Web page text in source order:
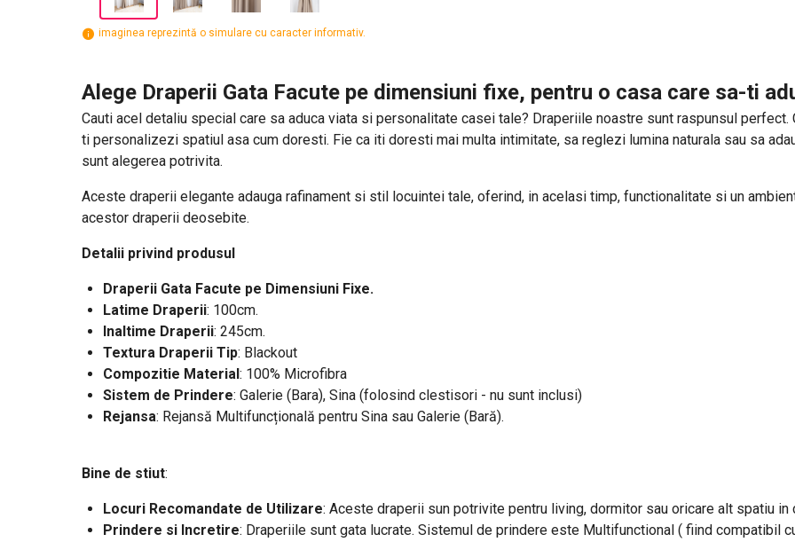
imaginea reprezintă o simulare cu caracter informativ.
Alege Draperii Gata Facute pe dimensiuni fixe, pentru o casa care sa-ti
Cauti acel detaliu special care sa aduca viata si personalitate casei tale? Draperiile noastre sunt raspunsul
ti personalizezi spatiul asa cum doresti. Fie ca iti doresti mai multa intimitate, sa reglezi lumina naturala sau sa
sunt alegerea potrivita.
Aceste draperii elegante adauga rafinament si stil locuintei tale, oferind, in acelasi timp, functionalitate si un
acestor draperii deosebite.
Detalii privind produsul
Draperii Gata Facute pe Dimensiuni Fixe.
Latime Draperii: 100cm.
Inaltime Draperii: 245cm.
Textura Draperii Tip: Blackout
Compozitie Material: 100% Microfibra
Sistem de Prindere: Galerie (Bara), Sina (folosind clestisori - nu sunt inclusi)
Rejansa: Rejansă Multifuncțională pentru Sina sau Galerie (Bară).
Bine de stiut:
Locuri Recomandate de Utilizare: Aceste draperii sun potrivite pentru living, dormitor sau oricare alt spatiu
Prindere si Incretire: Draperiile sunt gata lucrate. Sistemul de prindere este Multifunctional ( fiind compatibil